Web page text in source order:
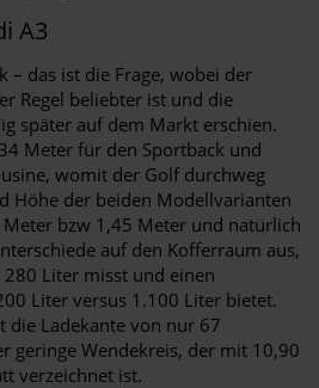
A3
– das ist die Frage, wobei der
Regel beliebter ist und die
später auf dem Markt erschien.
Meter für den Sportback und
womit der Golf durchweg
Höhe der beiden Modellvarianten
bzw 1,45 Meter und natürlich
auf den Kofferraum aus,
Liter misst und einen
Liter versus 1.100 Liter bietet.
die Ladekante von nur 67
geringe Wendekreis, der mit 10,90
verzeichnet ist.